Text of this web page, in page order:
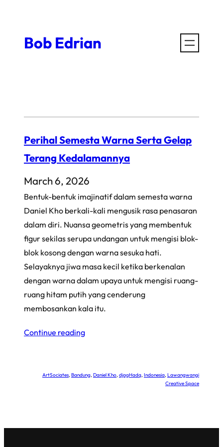
contentBob Edrian
Perihal Semesta Warna Serta Gelap
Terang Kedalamannya
March 6, 2026
Bentuk-bentuk imajinatif dalam semesta warna
Daniel Kho berkali-kali mengusik rasa penasaran
dalam diri. Nuansa geometris yang membentuk
figur sekilas serupa undangan untuk mengisi blok-
blok kosong dengan warna sesuka hati.
Selayaknya jiwa masa kecil ketika berkenalan
dengan warna dalam upaya untuk mengisi ruang-
ruang hitam putih yang cenderung
membosankan kala itu.
Continue reading
ArtSociates, Bandung, Daniel Kho, djagHadq, Indonesia, Lawangwangi
Creative Space